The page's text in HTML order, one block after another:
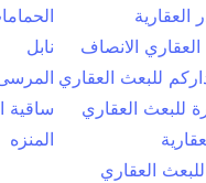
الانصاف
نابل
للبعث العقاري
للبعث العقاري
ساقية
المنزه
العقاري